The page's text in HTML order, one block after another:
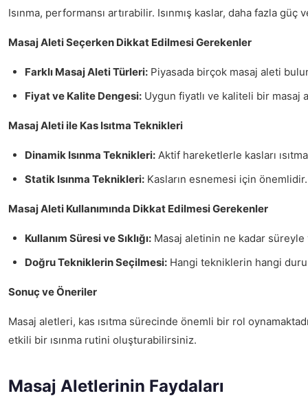
Isınma, performansı artırabilir. Isınmış kaslar, daha fazla
Masaj Aleti Seçerken Dikkat Edilmesi Gerekenler
Farklı Masaj Aleti Türleri: Piyasada birçok masaj aleti
Fiyat ve Kalite Dengesi: Uygun fiyatlı ve kaliteli bir masaj
Masaj Aleti ile Kas Isıtma Teknikleri
Dinamik Isınma Teknikleri: Aktif hareketlerle kasları
Statik Isınma Teknikleri: Kasların esnemesi için
Masaj Aleti Kullanımında Dikkat Edilmesi Gerekenler
Kullanım Süresi ve Sıklığı: Masaj aletinin ne kadar süreyle
Doğru Tekniklerin Seçilmesi: Hangi tekniklerin hangi
Sonuç ve Öneriler
Masaj aletleri, kas ısıtma sürecinde önemli bir rol
etkili bir ısınma rutini oluşturabilirsiniz.
Masaj Aletlerinin Faydaları